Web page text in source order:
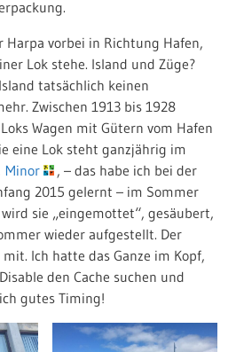
Harpa vorbei in Richtung Hafen,
Lok stehe. Island und Züge?
tatsächlich keinen
Zwischen 1913 bis 1928
Wagen mit Gütern vom Hafen
eine Lok steht ganzjährig im
Minor
, – das habe ich bei der
2015 gelernt – im Sommer
sie „eingemottet“, gesäubert,
wieder aufgestellt. Der
Ich hatte das Ganze im Kopf,
den Cache suchen und
gutes Timing!